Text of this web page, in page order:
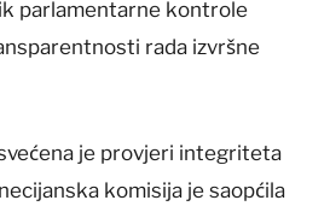
parlamentarne kontrole
rada izvršne
je provjeri integriteta
komisija je saopćila